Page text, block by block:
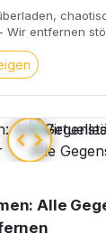
Wir entfernen
- Wir
aus, - Wir
verbessern
Alle